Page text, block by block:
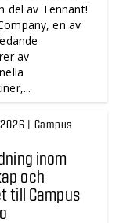
del av Tennant!
en av
av
| Campus
inom
och
till Campus